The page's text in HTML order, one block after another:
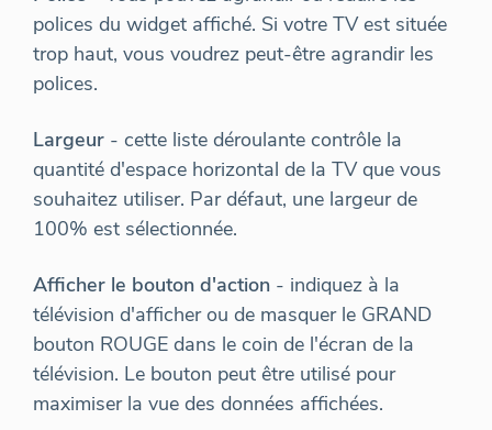
polices du widget affiché. Si votre TV est située
trop haut, vous voudrez peut-être agrandir les
polices.
Largeur - cette liste déroulante contrôle la
quantité d'espace horizontal de la TV que vous
souhaitez utiliser. Par défaut, une largeur de
100% est sélectionnée.
Afficher le bouton d'action - indiquez à la
télévision d'afficher ou de masquer le GRAND
bouton ROUGE dans le coin de l'écran de la
télévision. Le bouton peut être utilisé pour
maximiser la vue des données affichées.